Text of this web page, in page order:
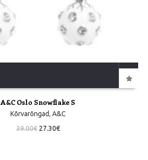
A&C Oslo Snowflake S
Kõrvarõngad, A&C
39.00€ 27.30€